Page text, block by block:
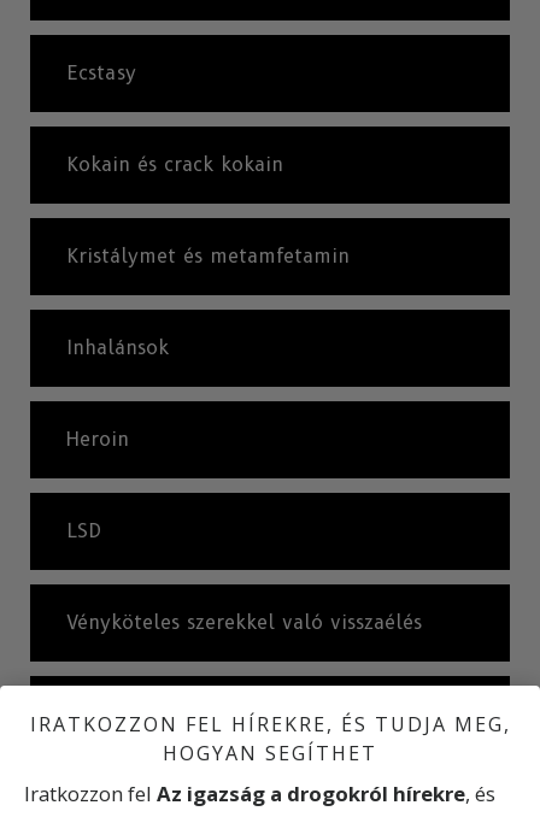
Ecstasy
Kokain és crack kokain
Kristálymet és metamfetamin
Inhalánsok
Heroin
LSD
Vényköteles szerekkel való visszaélés
Amit a drogdílerek mondanak
IRATKOZZON FEL HÍREKRE, ÉS TUDJA MEG,
HOGYAN SEGÍTHET
Iratkozzon fel Az igazság a drogokról hírekre, és